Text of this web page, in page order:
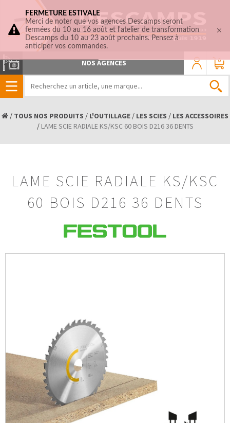
0
NOS AGENCES
/ TOUS NOS PRODUITS / L'OUTILLAGE / LES SCIES / LES ACCESSOIRES
/ LAME SCIE RADIALE KS/KSC 60 BOIS D216 36 DENTS
LAME SCIE RADIALE KS/KSC
60 BOIS D216 36 DENTS
FERMETURE ESTIVALE
Merci de noter que vos agences Descamps seront
fermées du 10 au 16 août et l'atelier de transformation
Descamps du 10 au 23 août prochains. Pensez à
anticiper vos commandes.